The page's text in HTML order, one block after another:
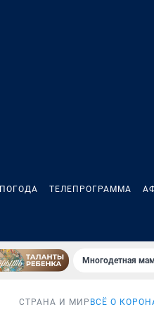
ПОГОДА ТЕЛЕПРОГРАММА
Многодетная
СТРАНА И МИР ВСЁ О